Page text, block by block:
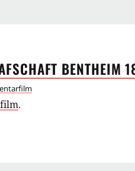
BENTHEIM
.